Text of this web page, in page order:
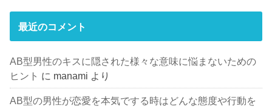
最近のコメント
AB型男性のキスに隠された様々な意味に悩まないための
ヒント に manami より
AB型の男性が恋愛を本気でする時はどんな態度や行動を